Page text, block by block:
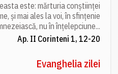
este: mărturia conștiinței
și mai ales la voi, în sfințenie
nu în înțelepciune...
Ap. II Corinteni 1, 12-20
Evanghelia zilei